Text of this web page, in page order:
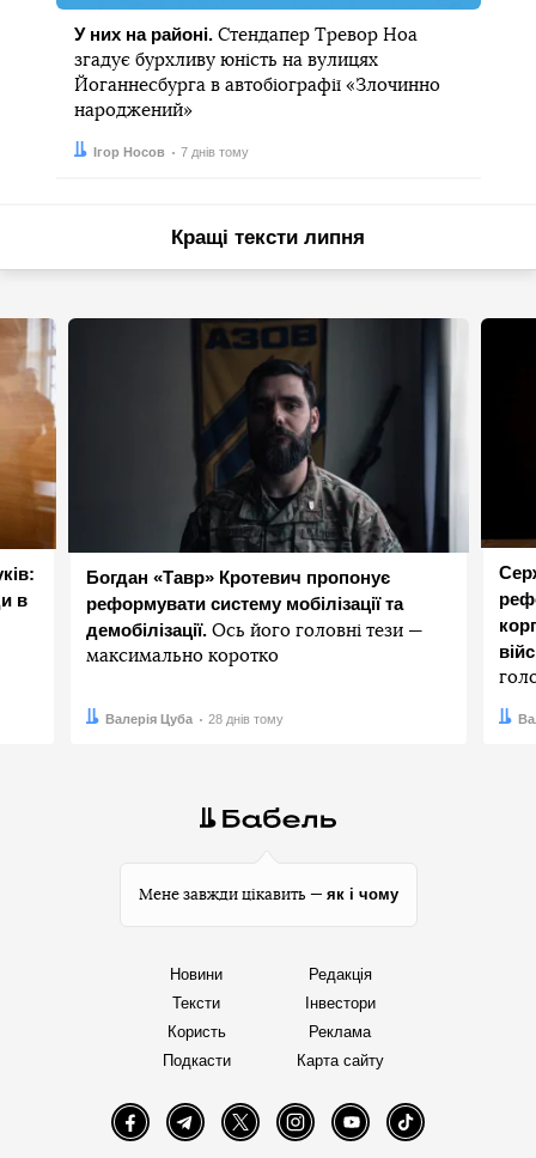
У них на районі.Стендапер Тревор Ноа
згадує бурхливу юність на вулицях
Йоганнесбурга в автобіографії «Злочинно
народжений»
Автор:
Ігор Носов
Дата: 7 днів тому
Кращі тексти липня
в
Богдан «Тавр» Кротевич пропонує
реформувати систему мобілізації та
демобілізації. Ось його головні тези —
максимально коротко
Автор:
Валерія Цуба
Дата: 28 днів тому Дата:
Мене завжди цікавить — як і чому
Новини
Тексти
Користь
Подкасти
Редакція
Інвестори
Реклама
Карта сайту
FacebookTelegramTwitter InstagramYouTube TikTok